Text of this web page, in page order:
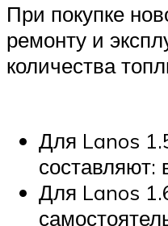
При покупке
ремонту и
количества
Для Lanos
составляют:
Для Lanos